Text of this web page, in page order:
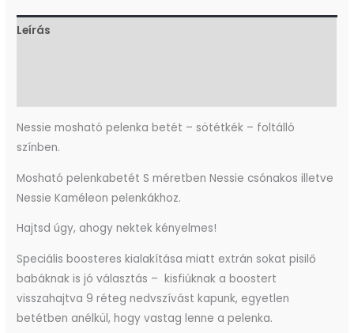
Leírás
Nessie mosható pelenka betét – sötétkék – foltálló
színben.
Mosható pelenkabetét S méretben Nessie csónakos illetve
Nessie Kaméleon pelenkákhoz.
Hajtsd úgy, ahogy nektek kényelmes!
Speciális boosteres kialakítása miatt extrán sokat pisilő
babáknak is jó választás – kisfiúknak a boostert
visszahajtva 9 réteg nedvszívást kapunk, egyetlen
betétben anélkül, hogy vastag lenne a pelenka.